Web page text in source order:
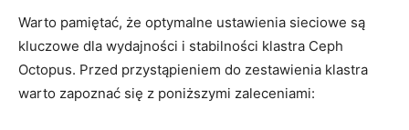
Warto pamiętać, że optymalne ustawienia sieciowe ⁢są
kluczowe ‍dla ⁢wydajności i stabilności klastra‍ Ceph
Octopus. ⁤Przed przystąpieniem do zestawienia⁤ klastra
warto zapoznać się z‌ poniższymi ⁤zaleceniami: